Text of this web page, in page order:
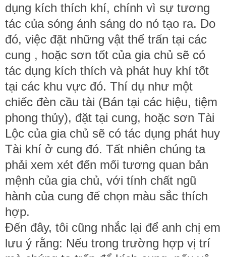
dụng kích thích khí, chính vì sự tương
tác của sóng ánh sáng do nó tạo ra. Do
đó, việc đặt những vật thể trấn tại các
cung , hoặc sơn tốt của gia chủ sẽ có
tác dụng kích thích và phát huy khí tốt
tại các khu vực đó. Thí dụ như một
chiếc đèn cầu tài (Bán tại các hiệu, tiệm
phong thủy), đặt tại cung, hoặc sơn Tài
Lộc của gia chủ sẽ có tác dụng phát huy
Tài khí ở cung đó. Tất nhiên chúng ta
phải xem xét đến mối tương quan bản
mệnh của gia chủ, với tính chất ngũ
hành của cung để chọn màu sắc thích
hợp.
Đến đây, tôi cũng nhắc lại để anh chị em
lưu ý rằng: Nếu trong trường hợp vị trí